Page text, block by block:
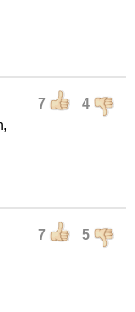
7 4
7 5